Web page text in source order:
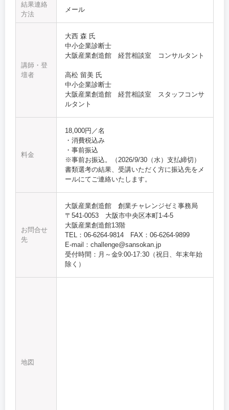
結果連絡
方法
メール
講師・登
壇者
大西 森 氏
中小企業診断士
大阪産業創造館 経営相談室 コンサルタント
高松 留美 氏
中小企業診断士
大阪産業創造館 経営相談室 スタッフコンサ
ルタント
料金
18,000円／名
・消費税込み
・事前振込
※事前お振込。（2026/9/30（水）支払締切）
書類選考の結果、受講いただく方に振込先をメ
ールにてご連絡いたします。
お問合せ
先
大阪産業創造館 創業チャレンジゼミ事務局
〒541-0053 大阪市中央区本町1-4-5
大阪産業創造館13階
TEL：06-6264-9814 FAX：06-6264-9899
E-mail：challenge@sansokan.jp
受付時間：月～金9:00-17:30（祝日、年末年始
除く）
地図